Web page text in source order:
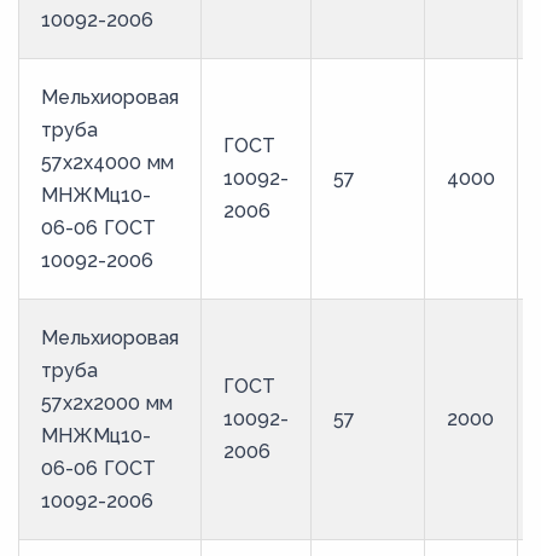
10092-2006
Мельхиоровая
труба
57х2х4000 мм
МНЖМц10-
06-06 ГОСТ
10092-2006
ГОСТ
10092-
2006
57 4000
Мельхиоровая
труба
57х2х2000 мм
МНЖМц10-
06-06 ГОСТ
10092-2006
ГОСТ
10092-
2006
57 2000